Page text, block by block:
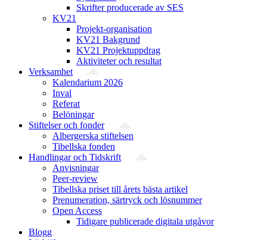
Skrifter producerade av SES
KV21
Projekt-organisation
KV21 Bakgrund
KV21 Projektuppdrag
Aktiviteter och resultat
Verksamhet
Kalendarium 2026
Inval
Referat
Belöningar
Stiftelser och fonder
Albergerska stiftelsen
Tibellska fonden
Handlingar och Tidskrift
Anvisningar
Peer-review
Tibellska priset till årets bästa artikel
Prenumeration, särtryck och lösnummer
Open Access
Tidigare publicerade digitala utgåvor
Blogg